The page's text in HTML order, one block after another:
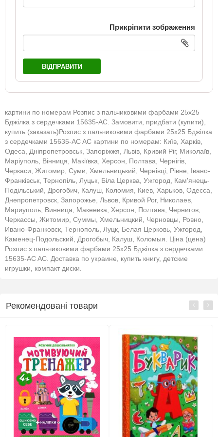
Прикріпити зображення
ВІДПРАВИТИ
картини по номерам Розпис з пальчиковими фарбами 25х25
Бджілка з сердечками 15635-АC. Замовити, придбати (купити),
купить (заказать)Розпис з пальчиковими фарбами 25х25 Бджілка
з сердечками 15635-АC AC картини по номерам: Київ, Харків,
Одеса, Дніпропетровськ, Запоріжжя, Львів, Кривий Ріг, Миколаїв,
Маріуполь, Вінниця, Макіївка, Херсон, Полтава, Чернігів,
Черкаси, Житомир, Суми, Хмельницький, Чернівці, Рівне, Івано-
Франківськ, Тернопіль, Луцьк, Біла Церква, Ужгород, Кам'янець-
Подільський, Дрогобич, Калуш, Коломия, Киев, Харьков, Одесса,
Днепропетровск, Запорожье, Львов, Кривой Рог, Николаев,
Мариуполь, Винница, Макеевка, Херсон, Полтава, Чернигов,
Черкассы, Житомир, Суммы, Хмельницкий, Черновцы, Ровно,
Ивано-Франковск, Тернополь, Луцк, Белая Церковь, Ужгород,
Каменец-Подольский, Дрогобыч, Калуш, Коломыя. Ціна (цена)
Розпис з пальчиковими фарбами 25х25 Бджілка з сердечками
15635-АC AC. Доставка по украине, купить книгу, детские
игрушки, компакт диски.
Рекомендовані товари